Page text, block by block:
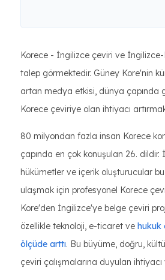
Korece - İngilizce çeviri ve
talep görmektedir. Güney Kore'nin
artan medya etkisi, dünya çapında
Korece çeviriye olan ihtiyacı
80 milyondan fazla insan Korece
çapında en çok konuşulan 26. dildir.
hükümetler ve içerik oluşturucular
ulaşmak için profesyonel Korece
Kore'den İngilizce'ye belge çeviri
özellikle teknoloji, e-ticaret ve hukuk
ölçüde arttı. Bu büyüme, doğru,
çeviri çalışmalarına duyulan